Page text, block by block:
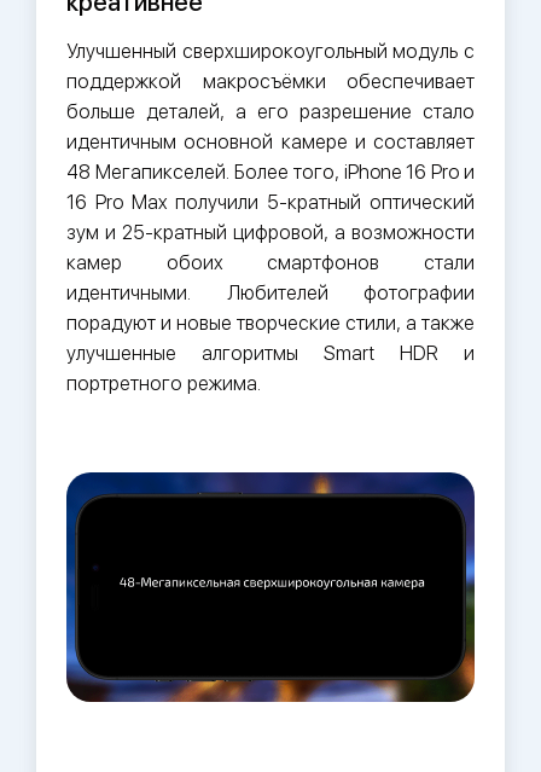
Улучшенный сверхширокоугольный модуль с
поддержкой макросъёмки обеспечивает
больше деталей, а его разрешение стало
идентичным основной камере и составляет
48 Мегапикселей. Более того, iPhone 16 Pro и
16 Pro Max получили 5-кратный оптический
зум и 25-кратный цифровой, а возможности
камер обоих смартфонов стали
идентичными. Любителей фотографии
порадуют и новые творческие стили, а также
улучшенные алгоритмы Smart HDR и
портретного режима.